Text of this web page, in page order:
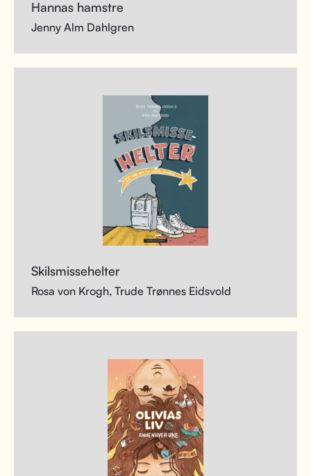
Hannas hamstre
Jenny Alm Dahlgren
Skilsmissehelter
Rosa von Krogh, Trude Trønnes Eidsvold